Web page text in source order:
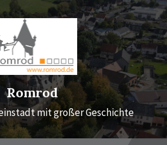
Romrod
mit großer Geschichte